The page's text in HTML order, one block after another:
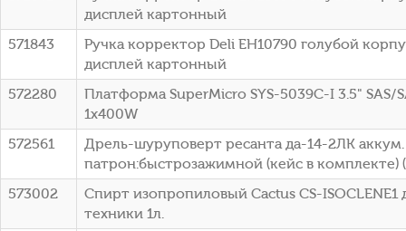
дисплей картонный
571843
Ручка корректор Deli EH10790 голубой
дисплей картонный
572280
Платформа SuperMicro SYS-5039C-I 3.5" SAS/
1x400W
572561
Дрель-шуруповерт ресанта да-14-2ЛК аккум.
патрон:быстрозажимной (кейс в комплекте)
573002
Спирт изопропиловый Cactus CS-ISOCLENE1
техники 1л.